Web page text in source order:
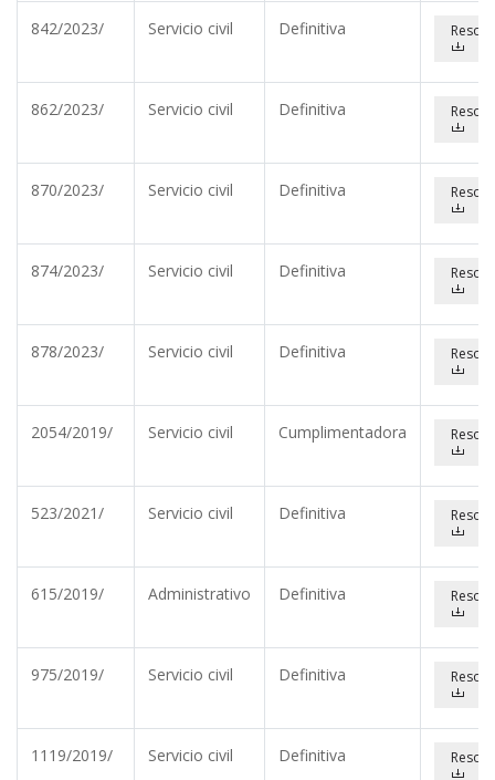
842/2023/ Servicio civil Definitiva
862/2023/ Servicio civil Definitiva
870/2023/ Servicio civil Definitiva
874/2023/ Servicio civil Definitiva
878/2023/ Servicio civil Definitiva
2054/2019/ Servicio civil Cumplimentadora
523/2021/ Servicio civil Definitiva
615/2019/ Administrativo Definitiva
975/2019/ Servicio civil Definitiva
1119/2019/ Servicio civil Definitiva